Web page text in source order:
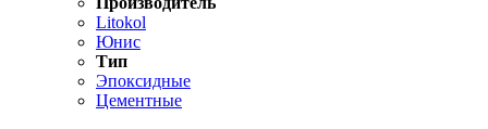
Litokol
Юнис
Тип
Эпоксидные
Цементные